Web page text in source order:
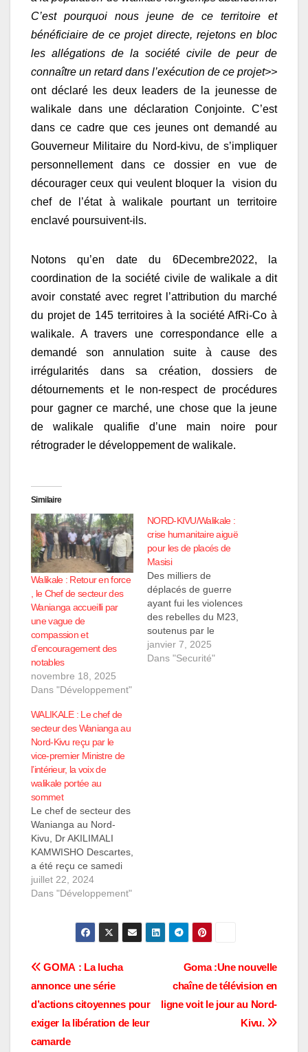
C’est pourquoi nous jeune de ce territoire et
bénéficiaire de ce projet directe, rejetons en bloc
les allégations de la société civile de peur de
connaître un retard dans l’exécution de ce projet>>
ont déclaré les deux leaders de la jeunesse de
walikale dans une déclaration Conjointe. C’est
dans ce cadre que ces jeunes ont demandé au
Gouverneur Militaire du Nord-kivu, de s’impliquer
personnellement dans ce dossier en vue de
décourager ceux qui veulent bloquer la vision du
chef de l’état à walikale pourtant un territoire
enclavé poursuivent-ils.
Notons qu’en date du 6Decembre2022, la
coordination de la société civile de walikale a dit
avoir constaté avec regret l’attribution du marché
du projet de 145 territoires à la société AfRi-Co à
walikale. A travers une correspondance elle a
demandé son annulation suite à cause des
irrégularités dans sa création, dossiers de
détournements et le non-respect de procédures
pour gagner ce marché, une chose que la jeune
de walikale qualifie d’une main noire pour
rétrograder le développement de walikale.
Similaire
Walikale : Retour en force
, le Chef de secteur des
Wanianga accueilli par
une vague de
compassion et
d’encouragement des
notables
novembre 18, 2025
Dans "Développement"
NORD-KIVU/Walikale :
crise humanitaire aiguë
pour les de placés de
Masisi
Des milliers de
déplacés de guerre
ayant fui les violences
des rebelles du M23,
soutenus par le
Rwanda, vivent dans
des conditions
janvier 7, 2025
Dans "Securité"
WALIKALE : Le chef de
secteur des Wanianga au
Nord-Kivu reçu par le
vice-premier Ministre de
l’intérieur, la voix de
walikale portée au
sommet
Le chef de secteur des
Wanianga au Nord-
Kivu, Dr AKILIMALI
KAMWISHO Descartes,
a été reçu ce samedi
20 juillet 2024 par le
vice-premier Ministre
SHABANI LUKOO, à
son cabinet de travail.
au chef de secteur
sujets importants
concernant son secteur
et…
juillet 22, 2024
Dans "Développement"
Navigation
de
l’article
Goma :Une nouvelle
chaîne de télévision en
ligne voit le jour au Nord-
Kivu.
GOMA : La lucha
annonce une série
d’actions citoyennes pour
exiger la libération de leur
camarde